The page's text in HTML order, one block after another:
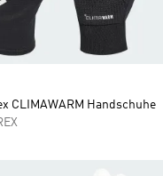
CLIMAWARM Handschuhe